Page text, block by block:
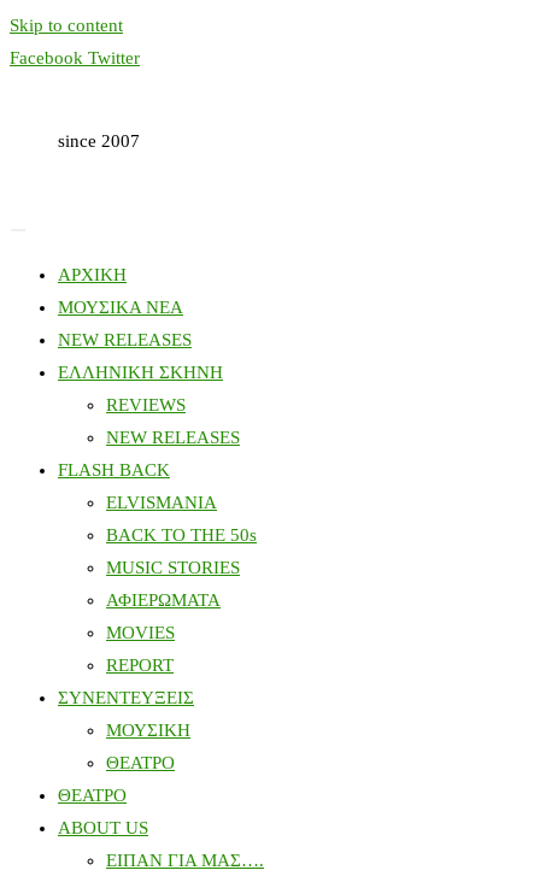
Skip to content
Facebook Twitter
since 2007
ΑΡΧΙΚΗ
ΜΟΥΣΙΚΑ ΝΕΑ
NEW RELEASES
ΕΛΛΗΝΙΚΗ ΣΚΗΝΗ
REVIEWS
NEW RELEASES
FLASH BACK
ELVISMANIA
BACK TO THE 50s
MUSIC STORIES
ΑΦΙΕΡΩΜΑΤΑ
MOVIES
REPORT
ΣΥΝΕΝΤΕΥΞΕΙΣ
ΜΟΥΣΙΚΗ
ΘΕΑΤΡΟ
ΘΕΑΤΡΟ
ABOUT US
ΕΙΠΑΝ ΓΙΑ ΜΑΣ….